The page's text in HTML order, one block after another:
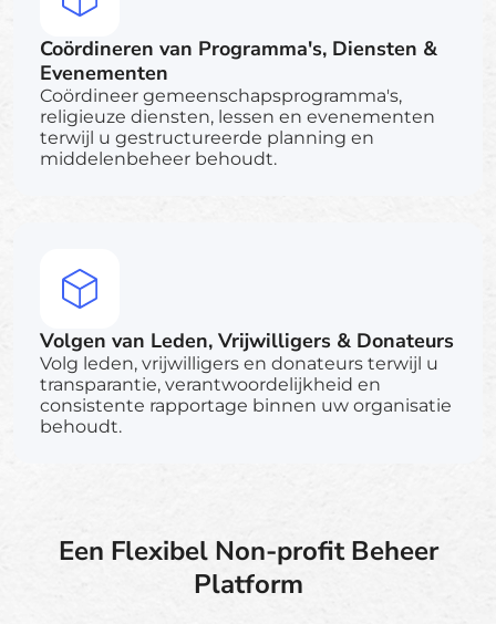
Coördineren van Programma's, Diensten &
Evenementen
Coördineer gemeenschapsprogramma's,
religieuze diensten, lessen en evenementen
terwijl u gestructureerde planning en
middelenbeheer behoudt.
Volgen van Leden, Vrijwilligers & Donateurs
Volg leden, vrijwilligers en donateurs terwijl u
transparantie, verantwoordelijkheid en
consistente rapportage binnen uw organisatie
behoudt.
Een Flexibel Non-profit Beheer
Platform